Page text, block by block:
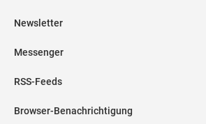
Newsletter
Messenger
RSS-Feeds
Browser-Benachrichtigung